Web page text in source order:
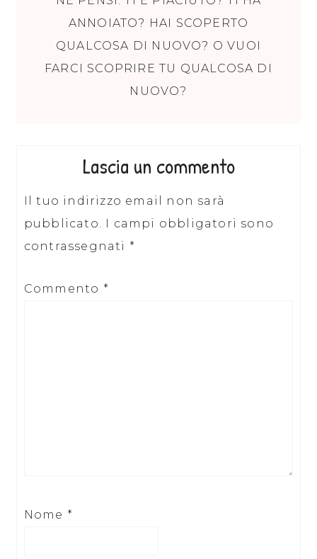
ANNOIATO? HAI SCOPERTO
QUALCOSA DI NUOVO? O VUOI
FARCI SCOPRIRE TU QUALCOSA DI
NUOVO?
Lascia un commento
Il tuo indirizzo email non sarà
pubblicato. I campi obbligatori sono
contrassegnati *
Commento *
Nome *